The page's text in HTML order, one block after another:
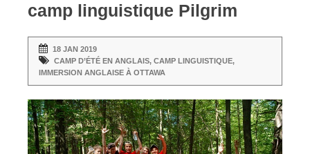
camp linguistique Pilgrim
18 JAN 2019
CAMP D’ÉTÉ EN ANGLAIS, CAMP LINGUISTIQUE,
IMMERSION ANGLAISE À OTTAWA